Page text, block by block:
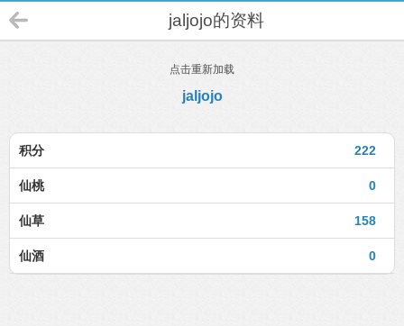
jaljojo的资料
点击重新加载
jaljojo
222
积分
0
仙桃
158
仙草
0
仙酒